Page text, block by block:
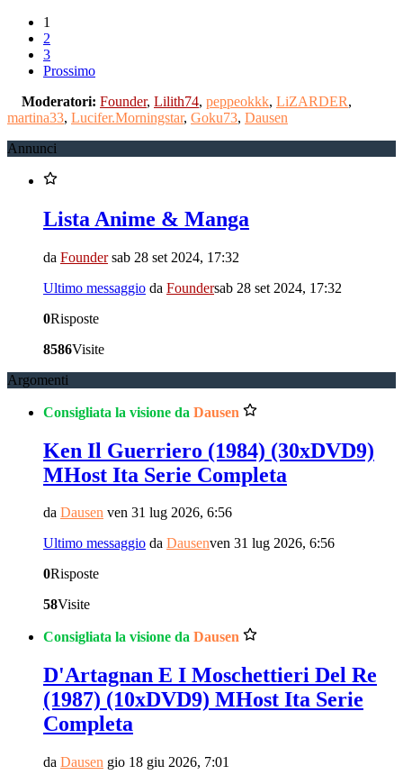
1
2
3
Prossimo
Moderatori: Founder, Lilith74, peppeokkk, LiZARDER,
martina33, Lucifer.Morningstar, Goku73, Dausen
Annunci
Lista Anime & Manga
da Founder sab 28 set 2024, 17:32
Ultimo messaggio da Foundersab 28 set 2024, 17:32
0Risposte
8586Visite
Argomenti
Consigliata la visione da Dausen
Ken Il Guerriero (1984) (30xDVD9)
MHost Ita Serie Completa
da Dausen ven 31 lug 2026, 6:56
Ultimo messaggio da Dausenven 31 lug 2026, 6:56
0Risposte
58Visite
Consigliata la visione da Dausen
D'Artagnan E I Moschettieri Del Re
(1987) (10xDVD9) MHost Ita Serie
Completa
da Dausen gio 18 giu 2026, 7:01